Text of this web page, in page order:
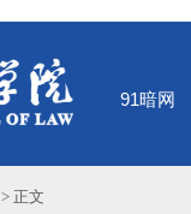
91暗网
> 正文